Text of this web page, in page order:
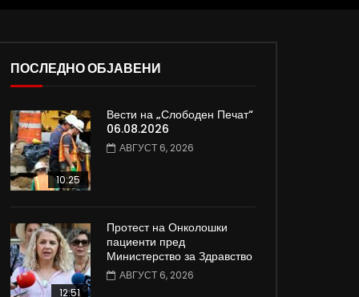
Атовска од Киев, Украина: Нема
изгледи за брзо завршување на
војната
ДАМЈАН ВАРОШЛИЈА
ЈУНИ 30, 2022
ПОСЛЕДНО ОБЈАВЕНИ
10:25
Вести на „Слободен Печат“
06.08.2026
АВГУСТ 6, 2026
12:51
Протест на Онколошки
пациенти пред
Министерство за Здравство
АВГУСТ 6, 2026